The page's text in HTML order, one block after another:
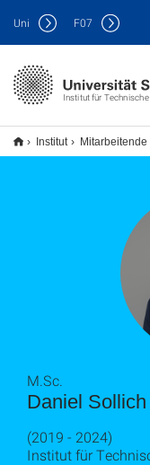
Institut für
Uni F07
Institut Mitarbeitende
Daniel Sollich
M.Sc.
(2019 - 2024)
Institut für